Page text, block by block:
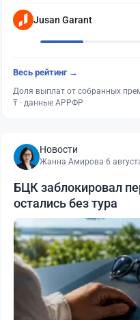
Jusan Garant
Весь рейтинг →
Доля выплат от собранных
₸ · данные АРРФР
Новости
Жанна Амирова·6
БЦК заблокировал
остались без тура